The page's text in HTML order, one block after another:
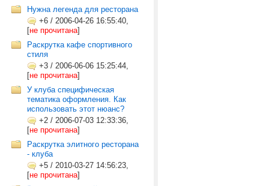
Нужна легенда для ресторана
+6 / 2006-04-26 16:55:40,
[не прочитана]
Раскрутка кафе спортивного
стиля
+3 / 2006-06-06 15:25:44,
[не прочитана]
У клуба специфическая
тематика оформления. Как
использовать этот нюанс?
+2 / 2006-07-03 12:33:36,
[не прочитана]
Раскрутка элитного ресторана
- клуба
+5 / 2010-03-27 14:56:23,
[не прочитана]